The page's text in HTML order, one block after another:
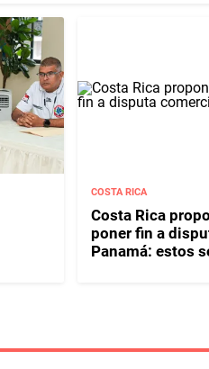
COSTA RICA
Costa Rica
poner fin a
Panamá: estos